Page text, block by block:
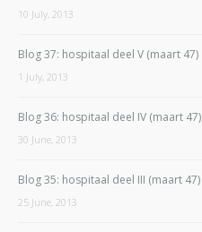
10 July, 2013
Blog 37: hospitaal deel V (maart 47)
1 July, 2013
Blog 36: hospitaal deel IV (maart 47)
30 June, 2013
Blog 35: hospitaal deel III (maart 47)
25 June, 2013